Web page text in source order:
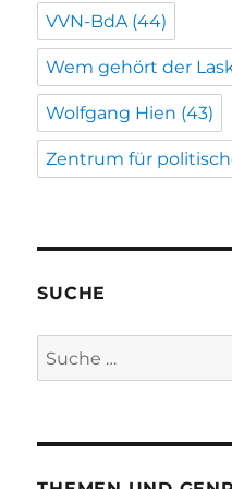
VVN-BdA (44)
Wem gehört der
Wolfgang Hien (43)
Zentrum für
SUCHE
Suche
nach: